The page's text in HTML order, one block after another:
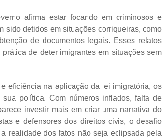
afirma estar focando em criminosos e
sido detidos em situações corriqueiras, como
de documentos legais. Esses relatos
de deter imigrantes em situações sem
eficiência na aplicação da lei imigratória, os
política. Com números inflados, falta de
investir mais em criar uma narrativa do
e defensores dos direitos civis, o desafio
realidade dos fatos não seja eclipsada pela